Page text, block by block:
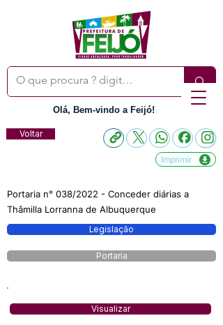
Olá, Bem-vindo a Feijó!
Voltar
Imprimir
Portaria n° 038/2022 - Conceder diárias a
Thâmilla Lorranna de Albuquerque
Legislação
Portaria
Visualizar